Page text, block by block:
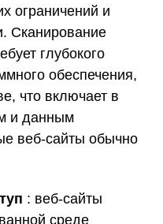
ограничений и
Сканирование
глубокого
обеспечения,
что включает в
и данным
веб-сайты обычно
: веб-сайты
среде